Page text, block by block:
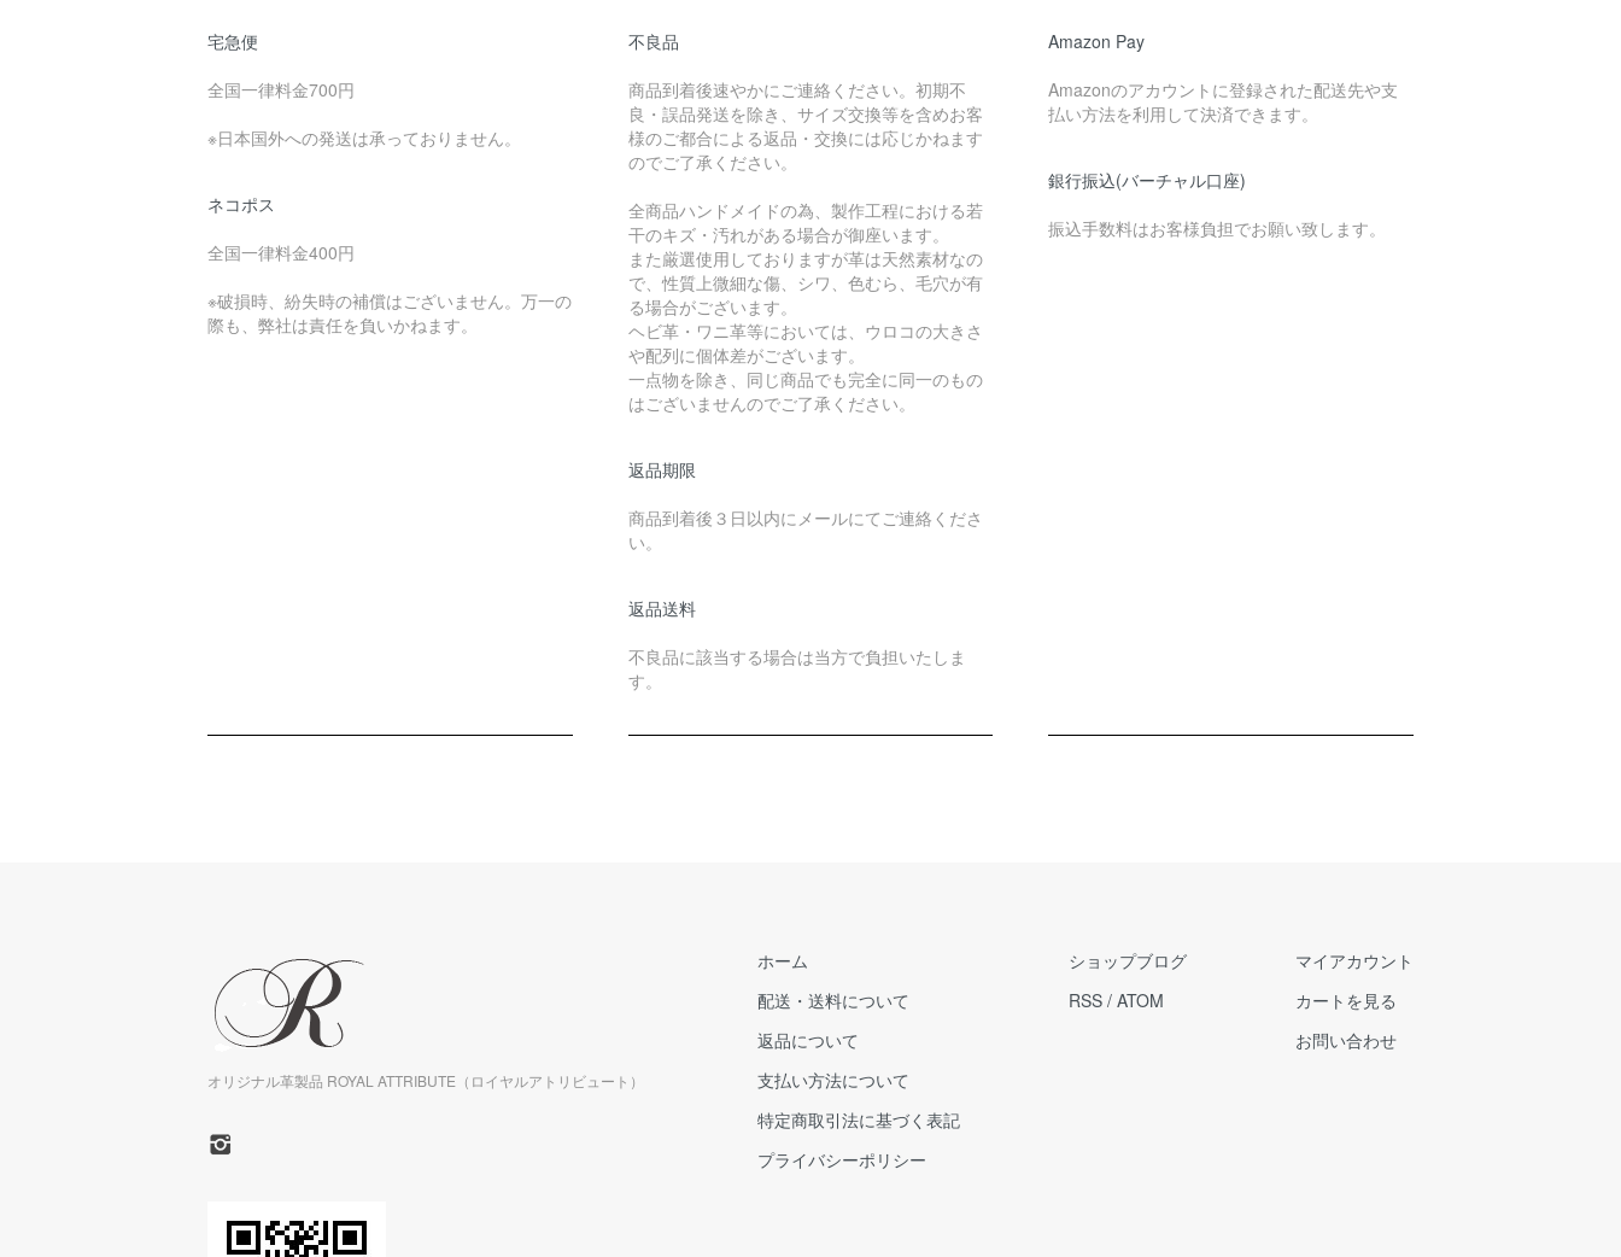
宅急便
全国一律料金700円
※日本国外への発送は承っておりません。
ネコポス
全国一律料金400円
※破損時、紛失時の補償はございません。万一の
際も、弊社は責任を負いかねます。
不良品
商品到着後速やかにご連絡ください。初期不
良・誤品発送を除き、サイズ交換等を含めお客
様のご都合による返品・交換には応じかねます
のでご了承ください。
全商品ハンドメイドの為、製作工程における若
干のキズ・汚れがある場合が御座います。
また厳選使用しておりますが革は天然素材なの
で、性質上微細な傷、シワ、色むら、毛穴が有
る場合がございます。
ヘビ革・ワニ革等においては、ウロコの大きさ
や配列に個体差がございます。
一点物を除き、同じ商品でも完全に同一のもの
はございませんのでご了承ください。
返品期限
商品到着後３日以内にメールにてご連絡くださ
い。
返品送料
不良品に該当する場合は当方で負担いたしま
す。
Amazon Pay
Amazonのアカウントに登録された配送先や支
払い方法を利用して決済できます。
銀行振込(バーチャル口座)
振込手数料はお客様負担でお願い致します。
オリジナル革製品 ROYAL ATTRIBUTE（ロイヤルアトリビュート）
ホーム
配送・送料について
返品について
支払い方法について
特定商取引法に基づく表記
プライバシーポリシー
ショップブログ
RSS / ATOM
マイアカウント
カートを見る
お問い合わせ